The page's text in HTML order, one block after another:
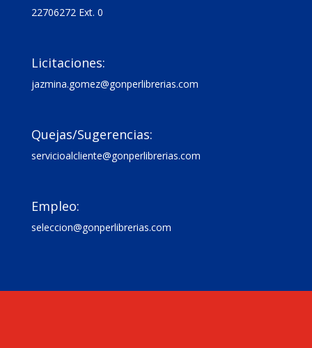
22706272 Ext. 0
Licitaciones:
jazmina.gomez@gonperlibrerias.com
Quejas/Sugerencias:
servicioalcliente@gonperlibrerias.com
Empleo:
seleccion@gonperlibrerias.com